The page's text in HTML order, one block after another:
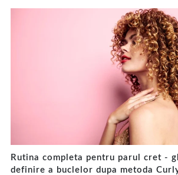
Rutina completa pentru parul cret -
definire a buclelor dupa metoda